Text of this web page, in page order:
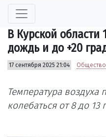
В Курской
дождь и до +20
17 сентября 2025 21:04 Общество
Температура воздуха
колебаться от 8 до 13